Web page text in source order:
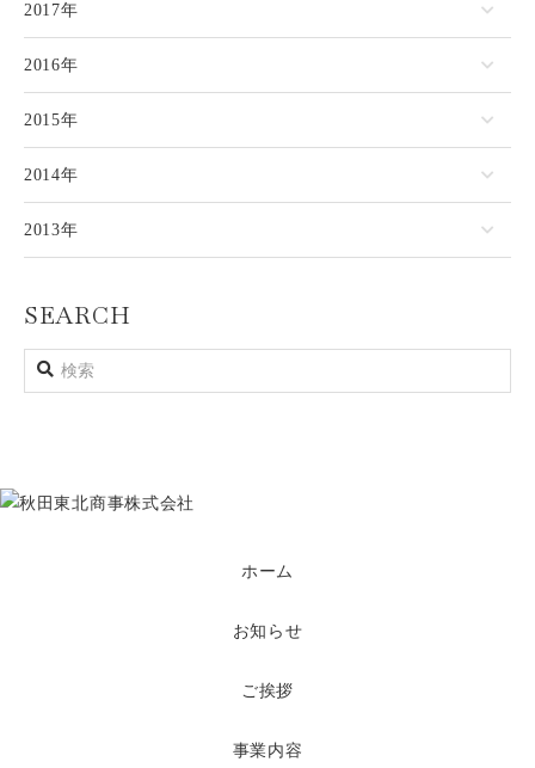
2017年
2016年
2015年
2014年
2013年
SEARCH
ホーム
お知らせ
ご挨拶
事業内容